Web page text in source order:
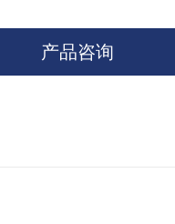
产品咨询